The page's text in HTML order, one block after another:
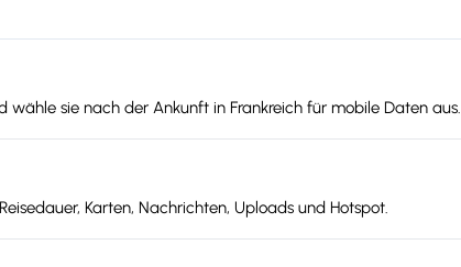
wähle sie nach der Ankunft in Frankreich für mobile Daten aus.
Karten, Nachrichten, Uploads und Hotspot.